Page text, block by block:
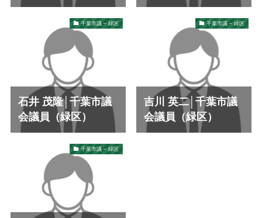
千葉市議 – 緑区
石井 茂隆│千葉市議
会議員（緑区）
千葉市議 – 緑区
吉川 英二│千葉市議
会議員（緑区）
千葉市議 – 緑区